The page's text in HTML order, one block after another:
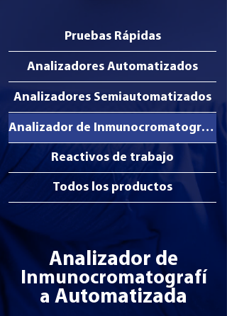
Pruebas Rápidas
Analizadores Automatizados
Analizadores Semiautomatizados
Analizador de Inmunocromatografía
Reactivos de trabajo
Todos los productos
Analizador de
Inmunocromatografí
a Automatizada